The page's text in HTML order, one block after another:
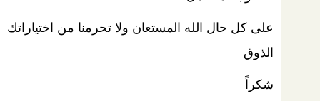
على كل حال الله المستعان ولا تحرمنا من اختياراتك
الذوق
شكراً